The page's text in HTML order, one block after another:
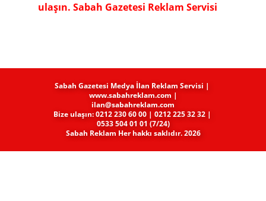
ulaşın. Sabah Gazetesi Reklam Servisi
Sabah Gazetesi Medya​ İlan Reklam Servisi |
www.sabahreklam.com |
ilan@sabahreklam.com
Bize ulaşın: 0212 230 60 00 | 0212 225 32 32 |
0533 504 01 01 (7/24)
Sabah Reklam Her hakkı saklıdır. 2026